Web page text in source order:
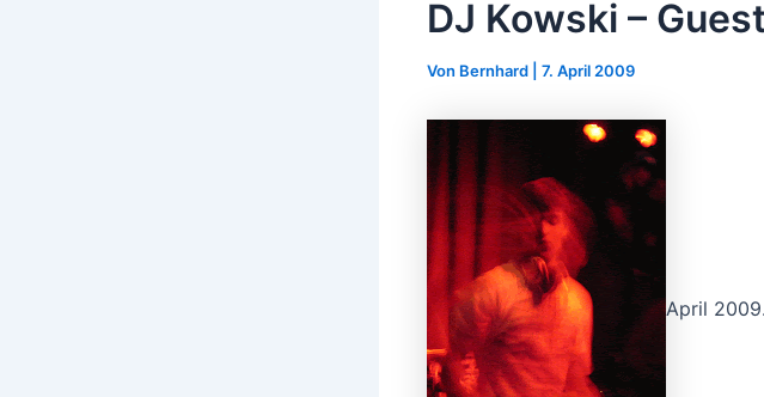
DJ Kowski –
Von Bernhard 7. April 2009
April